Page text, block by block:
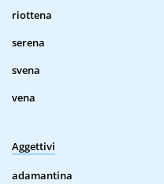
riottena
serena
svena
vena
Aggettivi
adamantina